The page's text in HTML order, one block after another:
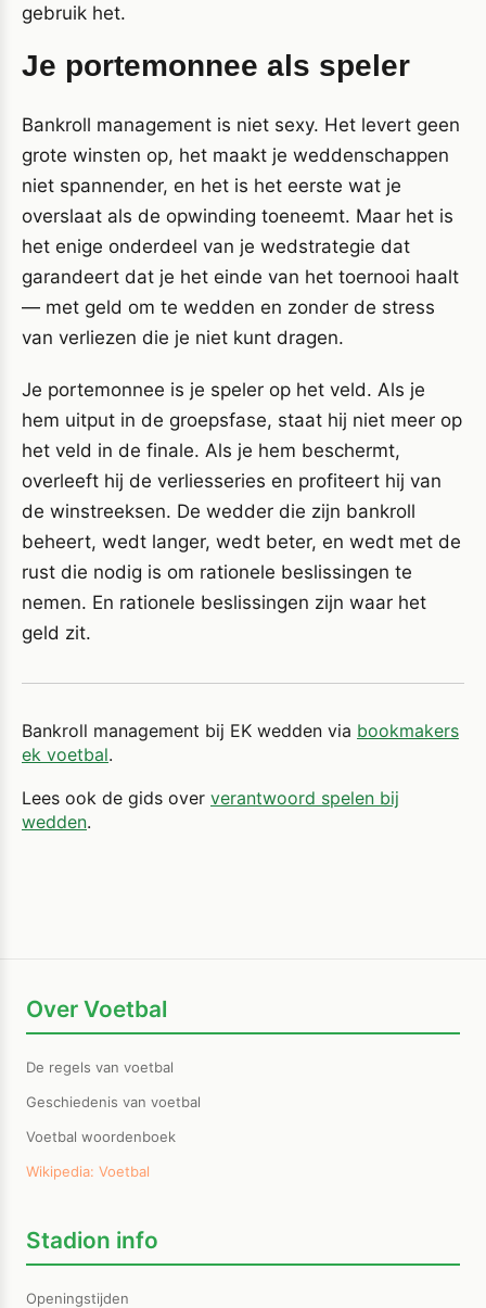
gebruik het.
Je portemonnee als speler
Bankroll management is niet sexy. Het levert geen
grote winsten op, het maakt je weddenschappen
niet spannender, en het is het eerste wat je
overslaat als de opwinding toeneemt. Maar het is
het enige onderdeel van je wedstrategie dat
garandeert dat je het einde van het toernooi haalt
— met geld om te wedden en zonder de stress
van verliezen die je niet kunt dragen.
Je portemonnee is je speler op het veld. Als je
hem uitput in de groepsfase, staat hij niet meer op
het veld in de finale. Als je hem beschermt,
overleeft hij de verliesseries en profiteert hij van
de winstreeksen. De wedder die zijn bankroll
beheert, wedt langer, wedt beter, en wedt met de
rust die nodig is om rationele beslissingen te
nemen. En rationele beslissingen zijn waar het
geld zit.
Bankroll management bij EK wedden via bookmakers
ek voetbal.
Lees ook de gids over verantwoord spelen bij
wedden.
Over Voetbal
De regels van voetbal
Geschiedenis van voetbal
Voetbal woordenboek
Wikipedia: Voetbal
Stadion info
Openingstijden